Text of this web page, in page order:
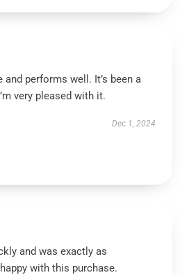
performs well. It’s been a
very pleased with it.
Dec 1, 2024
and was exactly as
with this purchase.